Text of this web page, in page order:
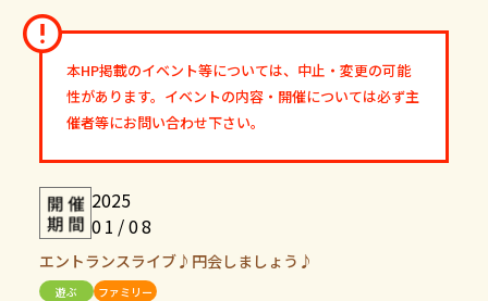
正雀
味生・別府
鳥飼
オンライン
その他
作る
健康・きれい
オンライン
ファミリー
1月
9月 10月 11月 12月
2027年
2月 3月 4月 5月
10月 11月 12月
本HP掲載のイベント等については、中止・変更の可能
性があります。イベントの内容・開催については必ず主
催者等にお問い合わせ下さい。
2025
01/08
エントランスライブ♪円会しましょう♪
遊ぶ ファミリー